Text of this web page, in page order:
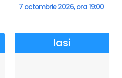
7 octombrie 2026, ora 19:00
Iasi